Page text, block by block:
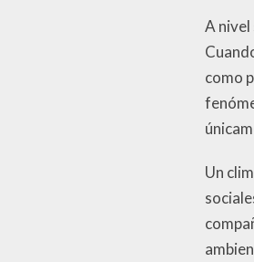
A nivel
como
Un